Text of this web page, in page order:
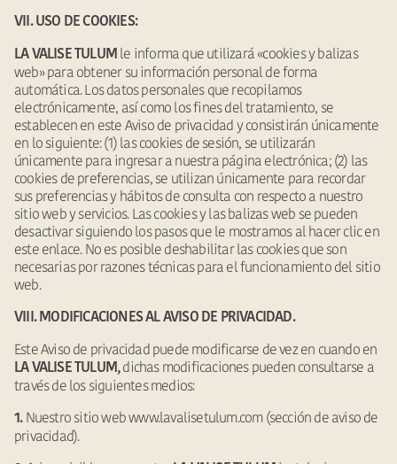
VII. USO DE COOKIES:
LA VALISE TULUM le informa que utilizará «cookies y balizas
web» para obtener su información personal de forma
automática. Los datos personales que recopilamos
electrónicamente, así como los fines del tratamiento, se
establecen en este Aviso de privacidad y consistirán únicamente
en lo siguiente: (1) las cookies de sesión, se utilizarán
únicamente para ingresar a nuestra página electrónica; (2) las
cookies de preferencias, se utilizan únicamente para recordar
sus preferencias y hábitos de consulta con respecto a nuestro
sitio web y servicios. Las cookies y las balizas web se pueden
desactivar siguiendo los pasos que le mostramos al hacer clic en
este enlace. No es posible deshabilitar las cookies que son
necesarias por razones técnicas para el funcionamiento del sitio
web.
VIII. MODIFICACIONES AL AVISO DE PRIVACIDAD.
Este Aviso de privacidad puede modificarse de vez en cuando en
LA VALISE TULUM,dichas modificaciones pueden consultarse a
través de los siguientes medios:
1. Nuestro sitio web www.lavalisetulum.com (sección de aviso de
privacidad).